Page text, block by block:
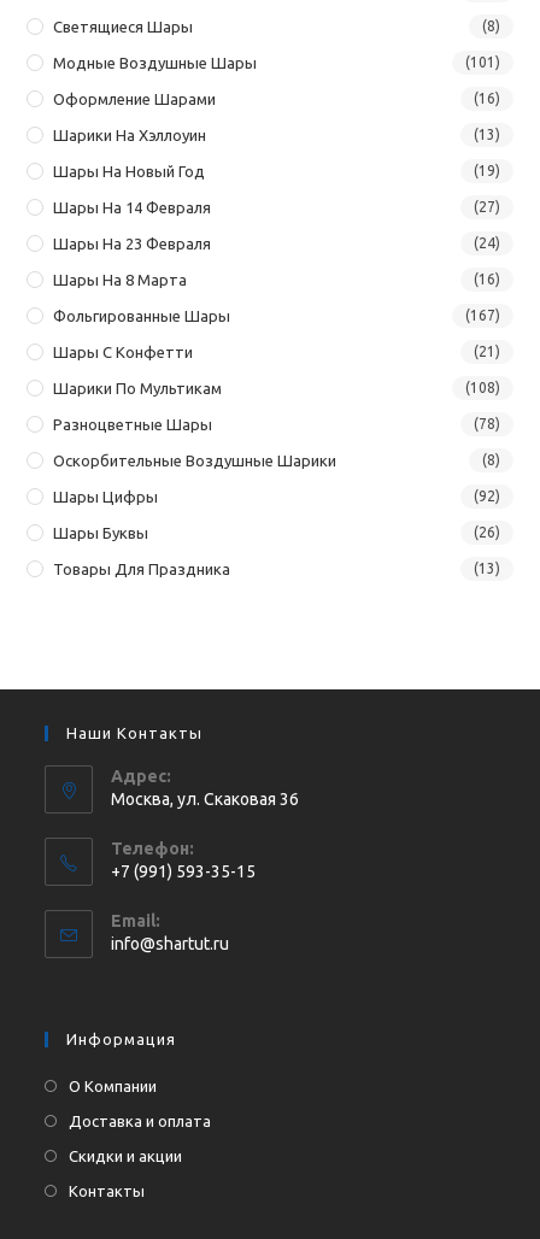
Светящиеся Шары (8)
Модные Воздушные Шары (101)
Оформление Шарами (16)
Шарики На Хэллоуин (13)
Шары На Новый Год (19)
Шары На 14 Февраля (27)
Шары На 23 Февраля (24)
Шары На 8 Марта (16)
Фольгированные Шары (167)
Шары С Конфетти (21)
Шарики По Мультикам (108)
Разноцветные Шары (78)
Оскорбительные Воздушные Шарики (8)
Шары Цифры (92)
Шары Буквы (26)
Товары Для Праздника (13)
Наши Контакты
Адрес:
Москва, ул. Cкаковая 36
Телефон:
+7 (991) 593-35-15
в
вашем
Email:
info@shartut.ru
Информация
О Компании
Доставка и оплата
Скидки и акции
Контакты